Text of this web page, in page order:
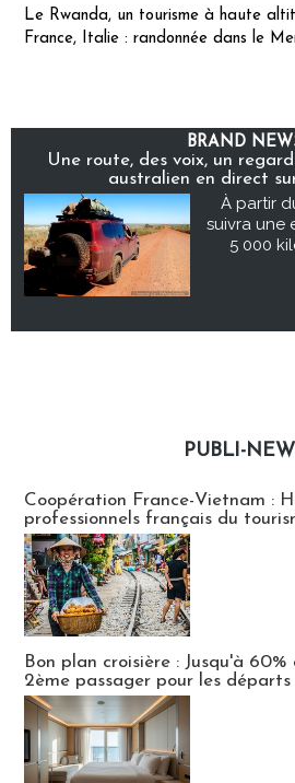
Le Rwanda, un tourisme à haute
France, Italie : randonnée dans le
BRAND
Une route, des voix, un
australien en direct
À partir
suivra une
5 000
PUBLI-
Coopération France-Vietnam :
professionnels français du
Bon plan croisière : Jusqu'à
2ème passager pour les